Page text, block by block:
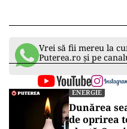
Vrei să fii mereu la
Puterea.ro și pe
ENERGIE
Dunărea
de oprirea